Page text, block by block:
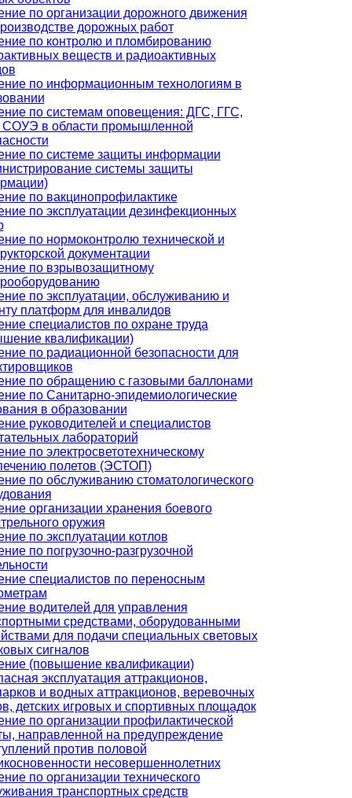
по организации дорожного движения
дорожных работ
по контролю и пломбированию
веществ и радиоактивных
по информационным технологиям в
по системам оповещения: ДГС, ГГС,
в области промышленной
по системе защиты информации
системы защиты
по вакцинопрофилактике
по эксплуатации дезинфекционных
по нормоконтролю технической и
документации
по взрывозащитному
по эксплуатации, обслуживанию и
платформ для инвалидов
специалистов по охране труда
квалификации)
по радиационной безопасности для
по обращению с газовыми баллонами
по Санитарно-эпидемиологические
в образовании
руководителей и специалистов
лабораторий
по электросветотехническому
полетов (ЭСТОП)
по обслуживанию стоматологического
организации хранения боевого
оружия
по эксплуатации котлов
по погрузочно-разгрузочной
специалистов по переносным
водителей для управления
средствами, оборудованными
для подачи специальных световых
сигналов
(повышение квалификации)
эксплуатация аттракционов,
и водных аттракционов, веревочных
детских игровых и спортивных площадок
по организации профилактической
направленной на предупреждение
против половой
несовершеннолетних
по организации технического
транспортных средств